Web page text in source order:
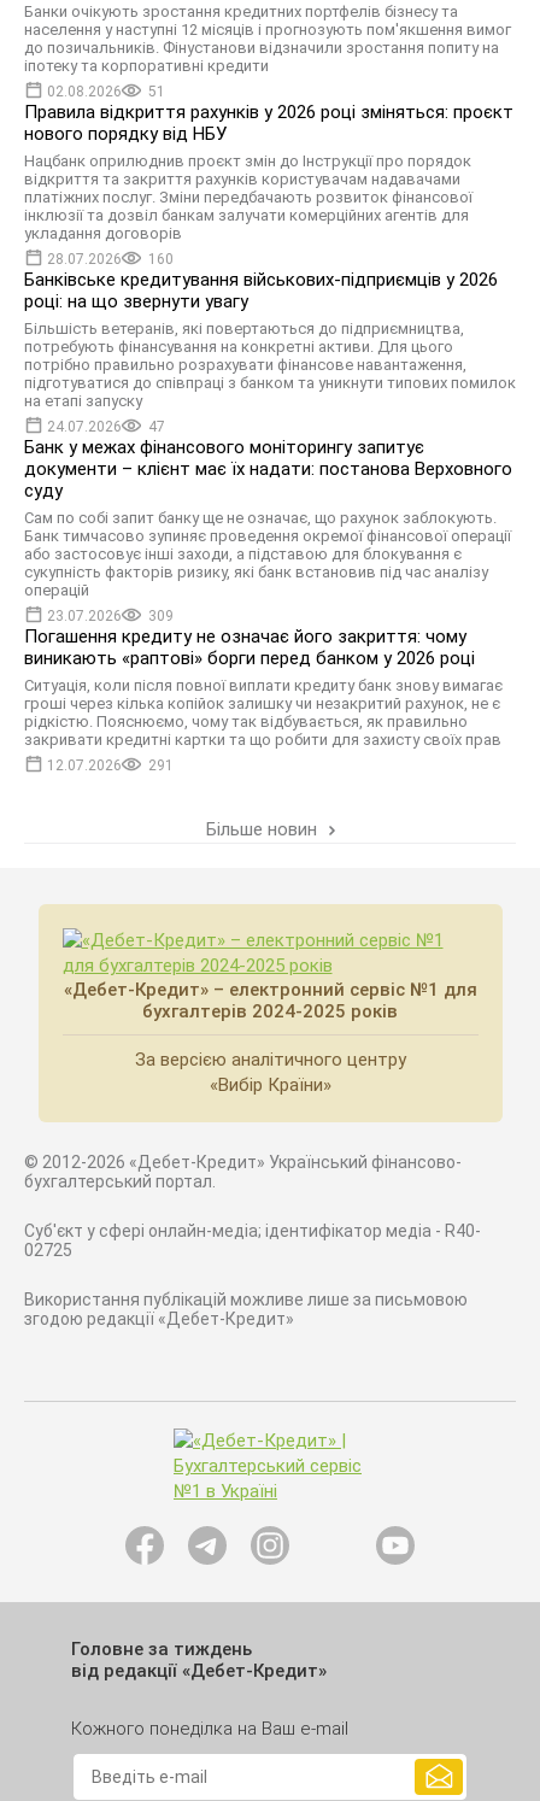
Банки очікують зростання кредитних портфелів бізнесу та
населення у наступні 12 місяців і прогнозують пом'якшення вимог
до позичальників. Фінустанови відзначили зростання попиту на
іпотеку та корпоративні кредити
02.08.2026 51
Правила відкриття рахунків у 2026 році зміняться: проєкт
нового порядку від НБУ
Нацбанк оприлюднив проєкт змін до Інструкції про порядок
відкриття та закриття рахунків користувачам надавачами
платіжних послуг. Зміни передбачають розвиток фінансової
інклюзії та дозвіл банкам залучати комерційних агентів для
укладання договорів
28.07.2026 160
Банківське кредитування військових-підприємців у 2026
році: на що звернути увагу
Більшість ветеранів, які повертаються до підприємництва,
потребують фінансування на конкретні активи. Для цього
потрібно правильно розрахувати фінансове навантаження,
підготуватися до співпраці з банком та уникнути типових помилок
на етапі запуску
24.07.2026 47
Банк у межах фінансового моніторингу запитує
документи – клієнт має їх надати: постанова Верховного
суду
Сам по собі запит банку ще не означає, що рахунок заблокують.
Банк тимчасово зупиняє проведення окремої фінансової операції
або застосовує інші заходи, а підставою для блокування є
сукупність факторів ризику, які банк встановив під час аналізу
операцій
23.07.2026 309
Погашення кредиту не означає його закриття: чому
виникають «раптові» борги перед банком у 2026 році
Ситуація, коли після повної виплати кредиту банк знову вимагає
гроші через кілька копійок залишку чи незакритий рахунок, не є
рідкістю. Пояснюємо, чому так відбувається, як правильно
закривати кредитні картки та що робити для захисту своїх прав
12.07.2026 291
Більше новин
«Дебет-Кредит» – електронний сервіс №1 для
бухгалтерів 2024-2025 років
За версією аналітичного центру
«Вибір Країни»
© 2012-2026 «Дебет-Кредит» Український фінансово-
бухгалтерський портал.
Суб'єкт у сфері онлайн-медіа; ідентифікатор медіа - R40-
02725
Використання публікацій можливе лише за письмовою
згодою редакції «Дебет-Кредит»
Головне за тиждень
від редакції «Дебет-Кредит»
Кожного понеділка на Ваш e-mail